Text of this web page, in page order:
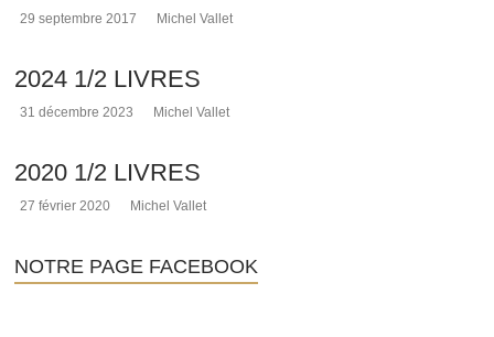
l'histoire
Saunière
les
connexes
cette
1936.
29 septembre 2017 Michel Vallet
2024 1/2 LIVRES
31 décembre 2023 Michel Vallet
2020 1/2 LIVRES
27 février 2020 Michel Vallet
NOTRE PAGE FACEBOOK